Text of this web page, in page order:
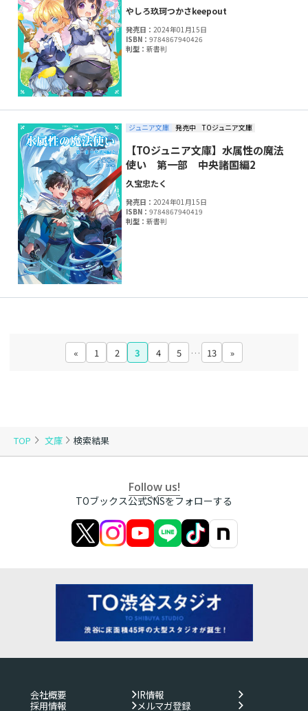
TOP 文庫 検索結果
やしろ玖珂つかさkeepout
発売日：2024年01月15日
ISBN：9784867940426
判型：新書判
ジュニア文庫 発売中 TOジュニア文庫
【TOジュニア文庫】水属性の魔法
使い 第一部 中央諸国編2
久宝忠たく
発売日：2024年01月15日
ISBN：9784867940419
判型：新書判
« 1 2 3 4 5 … 13 »
Follow us!
TOブックス公式SNSをフォローする
会社概要
IR情報
採用情報
メルマガ登録